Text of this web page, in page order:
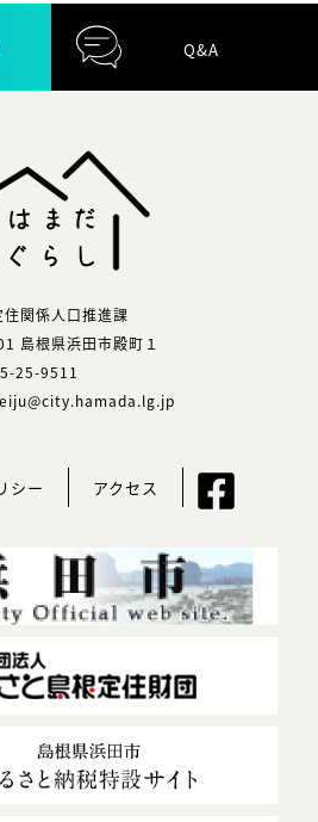
Q&A
関係人口推進課
島根県浜田市殿町１
25-9511
シー アクセス